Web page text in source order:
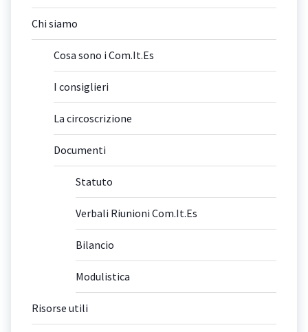
Chi siamo
Cosa sono i Com.It.Es
I consiglieri
La circoscrizione
Documenti
Statuto
Verbali Riunioni Com.It.Es
Bilancio
Modulistica
Risorse utili